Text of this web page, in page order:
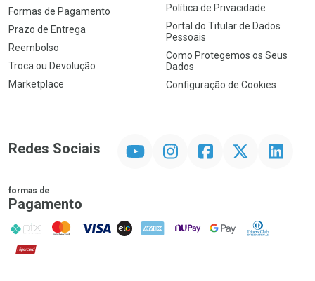
Formas de Pagamento
Prazo de Entrega
Reembolso
Troca ou Devolução
Marketplace
Política de Privacidade
Portal do Titular de Dados
Pessoais
Como Protegemos os Seus
Dados
Configuração de Cookies
Redes Sociais InstagramFacebookTwitter Linkedin
formas de
Pagamento
PIX MasterCard
VISA ELO AMEX NuPay Google PayDiners Club
Hipercard